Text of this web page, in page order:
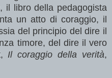
il libro della pedagogista
un atto di coraggio, il
del principio del dire il
timore, del dire il vero
Il coraggio della verità,